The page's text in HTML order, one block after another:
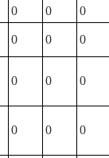
0 0 0
0 0 0
0 0 0
0 0 0